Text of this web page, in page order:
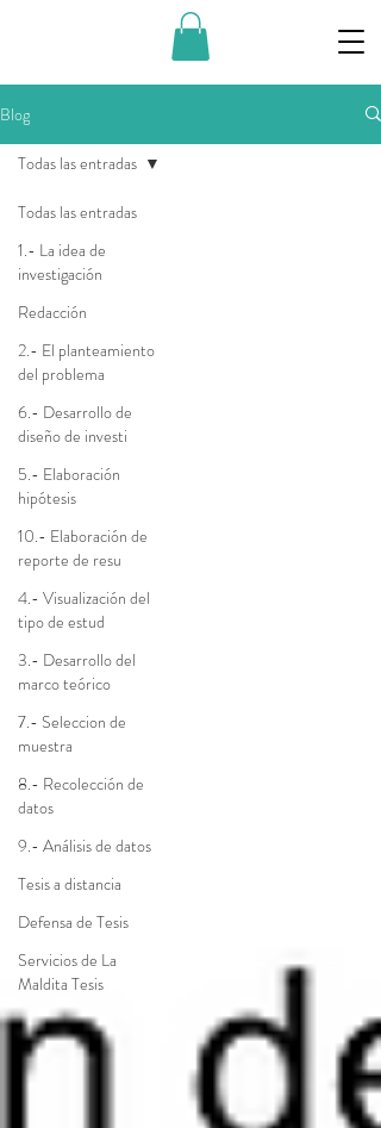
Blog
Todas las entradas
1.- La idea de
investigación
Redacción
2.- El planteamiento
del problema
6.- Desarrollo de
diseño de investi
5.- Elaboración
hipótesis
10.- Elaboración de
reporte de resu
4.- Visualización del
tipo de estud
3.- Desarrollo del
marco teórico
7.- Seleccion de
muestra
8.- Recolección de
datos
9.- Análisis de datos
Tesis a distancia
Defensa de Tesis
Servicios de La
Maldita Tesis
Todas las entradas